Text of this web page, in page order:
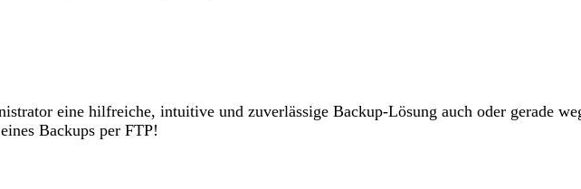
eine hilfreiche, intuitive und zuverlässige Backup-Lösung auch oder gerade
Backups per FTP!